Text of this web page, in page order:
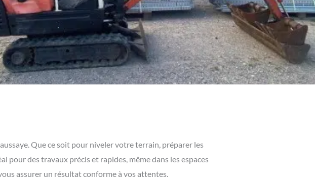
Que ce soit pour niveler votre terrain, préparer les
pour des travaux précis et rapides, même dans les espaces
assurer un résultat conforme à vos attentes.